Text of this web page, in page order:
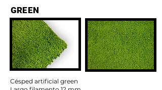
GREEN
Césped artificial green